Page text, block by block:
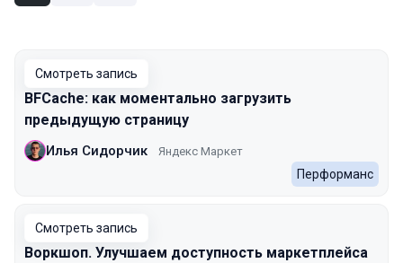
Смотреть запись
BFCache: как моментально загрузить
предыдущую страницу
Илья Сидорчик Яндекс Маркет
Перформанс
Смотреть запись
Воркшоп. Улучшаем доступность маркетплейса